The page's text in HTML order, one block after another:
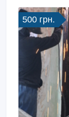
500 грн.